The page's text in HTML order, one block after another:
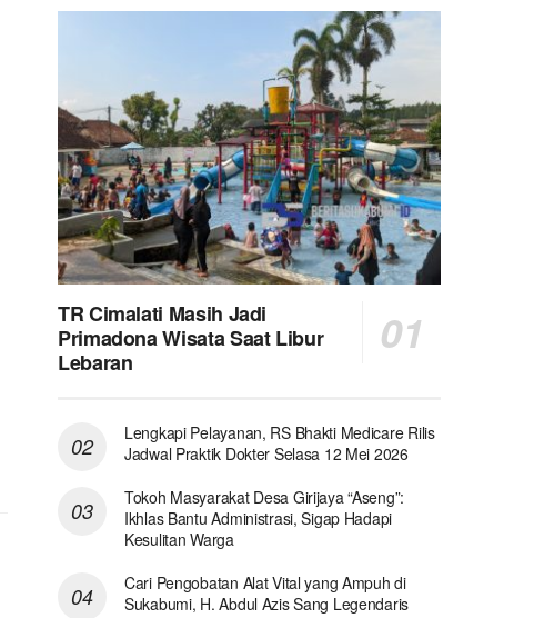
TR Cimalati Masih Jadi
Primadona Wisata Saat Libur
Lebaran
Lengkapi Pelayanan, RS Bhakti Medicare Rilis
Jadwal Praktik Dokter Selasa 12 Mei 2026
Tokoh Masyarakat Desa Girijaya “Aseng”:
Ikhlas Bantu Administrasi, Sigap Hadapi
Kesulitan Warga
Cari Pengobatan Alat Vital yang Ampuh di
Sukabumi, H. Abdul Azis Sang Legendaris